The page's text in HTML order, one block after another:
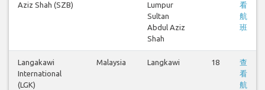
Aziz Shah (SZB)
Lumpur
Sultan
Abdul Aziz
Shah
看
航
班
Langakawi
International
(LGK)
Malaysia Langkawi 18
查
看
航